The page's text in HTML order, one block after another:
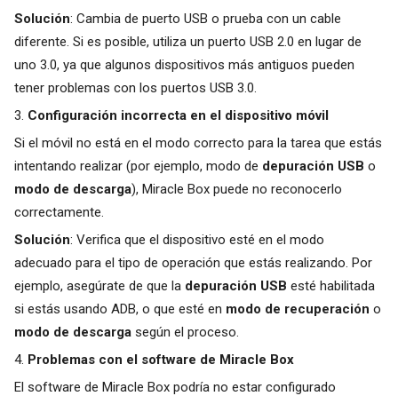
Solución: Cambia de puerto USB o prueba con un cable
diferente. Si es posible, utiliza un puerto USB 2.0 en lugar de
uno 3.0, ya que algunos dispositivos más antiguos pueden
tener problemas con los puertos USB 3.0.
3. Configuración incorrecta en el dispositivo móvil
Si el móvil no está en el modo correcto para la tarea que estás
intentando realizar (por ejemplo, modo de depuración USB o
modo de descarga), Miracle Box puede no reconocerlo
correctamente.
Solución: Verifica que el dispositivo esté en el modo
adecuado para el tipo de operación que estás realizando. Por
ejemplo, asegúrate de que la depuración USB esté habilitada
si estás usando ADB, o que esté en modo de recuperación o
modo de descargasegún el proceso.
4. Problemas con el software de Miracle Box
El software de Miracle Box podría no estar configurado